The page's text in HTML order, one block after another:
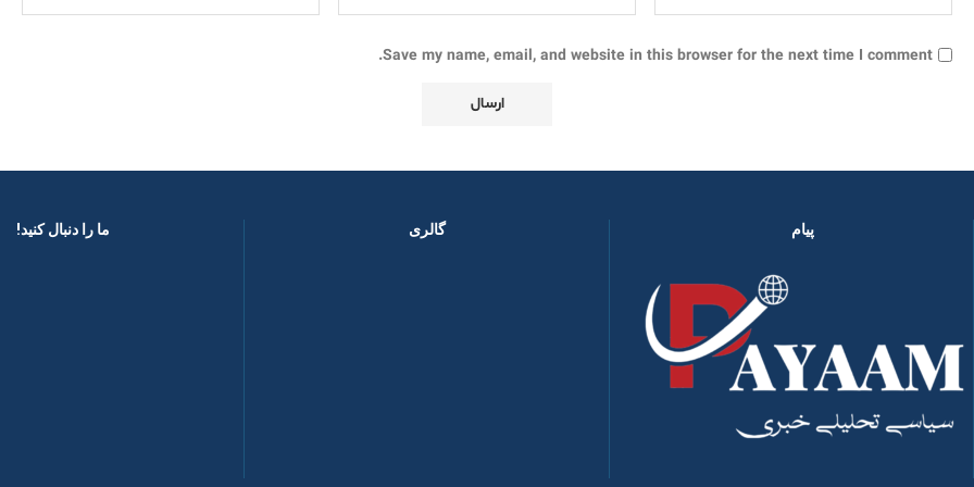
Save my name, email, and website in this browser for the next time I comment.
پیام گالری ما را دنبال کنید! ​